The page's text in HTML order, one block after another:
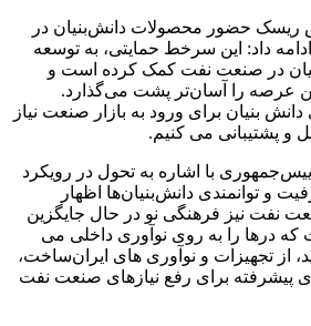
ریسک حضور محصولات دانش‌بنیان در
داد: این سرخط حمایتی، به توسعه
در صنعت نفت کمک کرده است و
عرصه را آسان‌تر پشت می‌گذارد.
بنیان برای ورود به بازار صنعت نیاز
و پشتیبانی می کنیم.
با اشاره به تحول در رویکرد
و توانمندی دانش‌بنیان‌ها اظهار
نفت نیز فرهنگی نو در حال جایگزین
درها را به روی نوآوری داخلی می
از تجهیزات و نوآوری های ایران‌ساخت،
پیشرفته برای رفع نیازهای صنعت نفت